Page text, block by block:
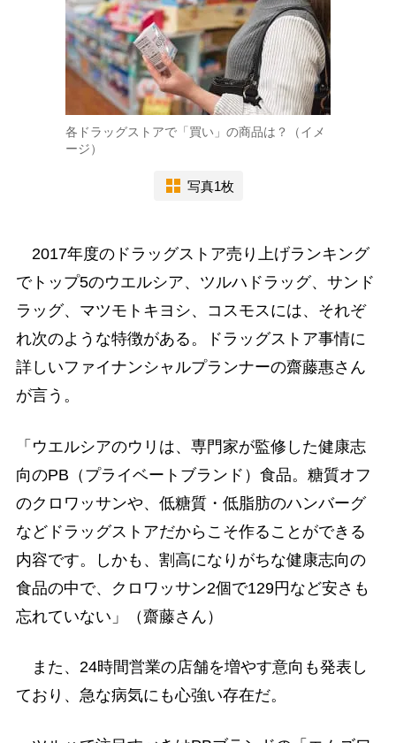
各ドラッグストアで「買い」の商品は？（イメ
ージ）
写真1枚
2017年度のドラッグストア売り上げランキング
でトップ5のウエルシア、ツルハドラッグ、サンド
ラッグ、マツモトキヨシ、コスモスには、それぞ
れ次のような特徴がある。ドラッグストア事情に
詳しいファイナンシャルプランナーの齋藤惠さん
が言う。
「ウエルシアのウリは、専門家が監修した健康志
向のPB（プライベートブランド）食品。糖質オフ
のクロワッサンや、低糖質・低脂肪のハンバーグ
などドラッグストアだからこそ作ることができる
内容です。しかも、割高になりがちな健康志向の
食品の中で、クロワッサン2個で129円など安さも
忘れていない」（齋藤さん）
また、24時間営業の店舗を増やす意向も発表し
ており、急な病気にも心強い存在だ。